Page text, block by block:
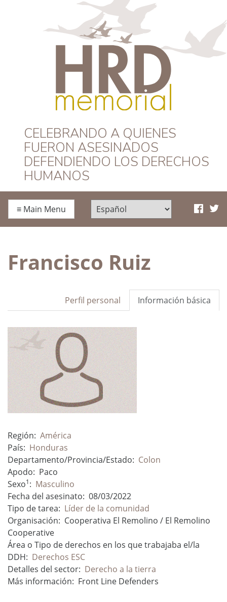
HRD Memorial –
Español
CELEBRANDO A QUIENES
FUERON ASESINADOS
DEFENDIENDO LOS DERECHOS
HUMANOS
≡ Main Menu
Francisco Ruiz
Información básica
Perfil personal
Región: América
País: Honduras
Departamento/Provincia/Estado: Colon
Apodo: Paco
Sexo1: Masculino
Fecha del asesinato: 08/03/2022
Tipo de tarea: Líder de la comunidad
Organisación: Cooperativa El Remolino / El Remolino
Cooperative
Área o Tipo de derechos en los que trabajaba el/la
DDH: Derechos ESC
Detalles del sector: Derecho a la tierra
Más información: Front Line Defenders